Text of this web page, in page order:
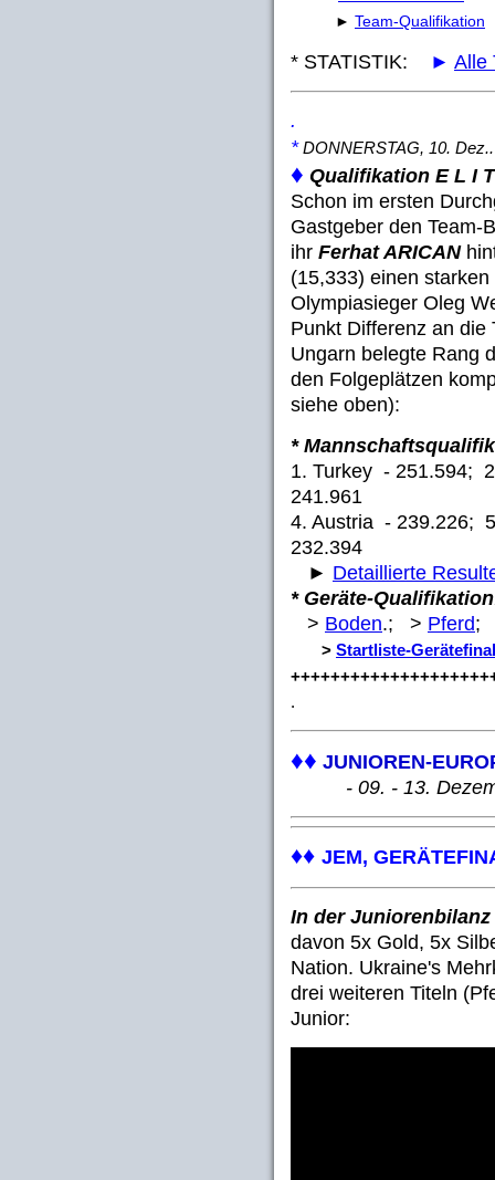
► Team-Qualifikation
* STATISTIK: ► Alle
.
* DONNERSTAG, 10. Dez..
♦ Qualifikation E L I
Schon im ersten
Gastgeber den Team-
ihr Ferhat ARICAN
(15,333) einen
Olympiasieger Oleg
Punkt Differenz an die
Ungarn belegte Rang
den Folgeplätzen
siehe oben):
*
1. Turkey - 251.594;
241.961
4. Austria - 239.226;
232.394
► Detaillierte
* Geräte-
> Boden.; > Pferd;
> Startliste-
.
♦♦ JUNIOREN-
- 09. - 13.
♦♦ JEM,
In der Juniorenbilanz
davon 5x Gold, 5x
Nation. Ukraine's
drei weiteren Titeln
Junior: